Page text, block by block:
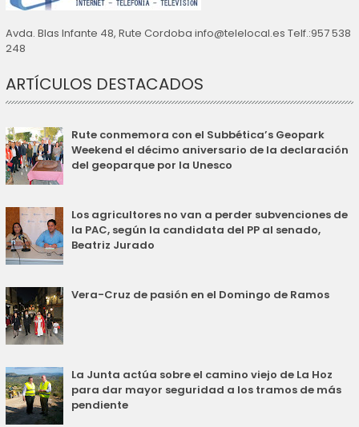
Avda. Blas Infante 48, Rute Cordoba info@telelocal.es Telf.:957 538
248
ARTÍCULOS DESTACADOS
Rute conmemora con el Subbética’s Geopark
Weekend el décimo aniversario de la declaración
del geoparque por la Unesco
Los agricultores no van a perder subvenciones de
la PAC, según la candidata del PP al senado,
Beatriz Jurado
Vera-Cruz de pasión en el Domingo de Ramos
La Junta actúa sobre el camino viejo de La Hoz
para dar mayor seguridad a los tramos de más
pendiente